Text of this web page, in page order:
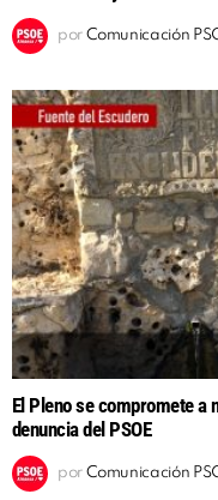
por Comunicación
El Pleno se compromete
denuncia del PSOE
por Comunicación